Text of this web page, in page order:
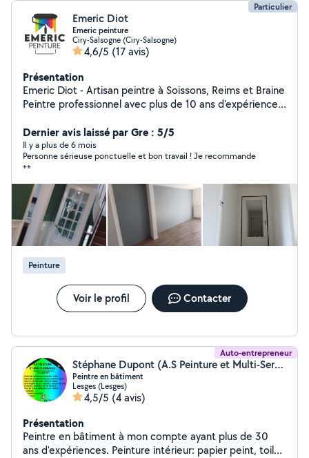
Particulier
Emeric Diot
Emeric peinture
Ciry-Salsogne (Ciry-Salsogne)
4,6/5 (17 avis)
Présentation
Emeric Diot - Artisan peintre à Soissons, Reims et Braine
Peintre professionnel avec plus de 10 ans d'expérience,
vous propose mes services pour vos travaux de peinture
et d'enduit. - Peinture intérieur - Enduit complet,
ratissage et bandes ( prestations enduit /bandes
soissons) - Peinture à l'Airless, idéal pour les pavillons
neufs (Artisan Peintre Airless) Basé à ciry salsogne,
j'interviens dans un rayon de 45km, notamment à
soissons, Reims et braine. Faite appel à un artisan
peintre intérieur qualifié pour un travail soigné et durable
Contacter-moi pour un devis gratuit !
Dernier avis laissé par Gre : 5/5
Il y a plus de 6 mois
Personne sérieuse ponctuelle et bon travail ! Je recommande
++
Peinture
Voir le profil Contacter
Auto-entrepreneur
Stéphane Dupont (A.S Peinture et Multi-Services)
Peintre en bâtiment
Lesges (Lesges)
4,5/5 (4 avis)
Présentation
Peintre en bâtiment à mon compte ayant plus de 30
ans d'expériences. Peinture intérieur: papier peint, toile